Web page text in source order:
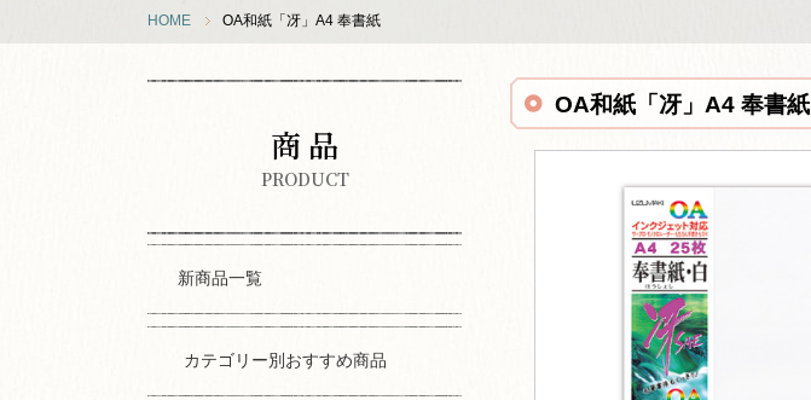
HOME OA和紙「冴」A4 奉書紙
商 品
PRODUCT
新商品一覧
カテゴリー別おすすめ商品
OA和紙「冴」A4 奉書紙